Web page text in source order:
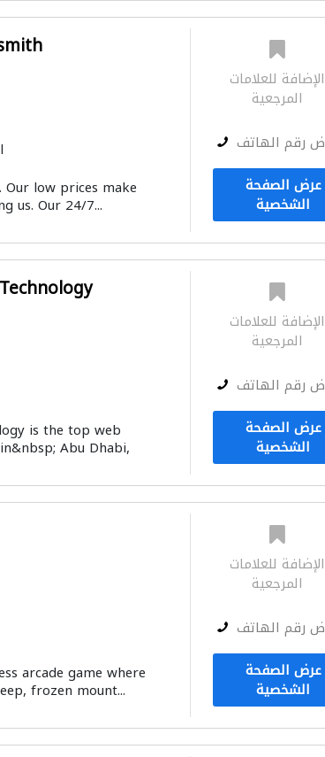
low prices make
us. Our 24/7...
الإضافة للعلامات
المرجعية
رقم الهاتف
عرض الصفحة
الشخصية
is the top web
Abu Dhabi,
الإضافة للعلامات
المرجعية
رقم الهاتف
عرض الصفحة
الشخصية
arcade game where
frozen mount...
الإضافة للعلامات
المرجعية
رقم الهاتف
عرض الصفحة
الشخصية